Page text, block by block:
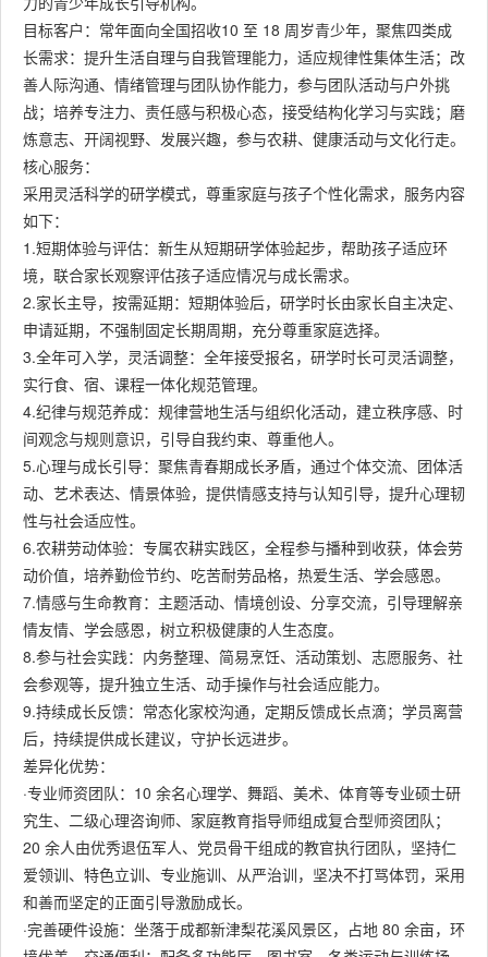
目标客户：常年面向全国招收10 至 18 周岁青少年，聚焦四类成
长需求：提升生活自理与自我管理能力，适应规律性集体生活；改
善人际沟通、情绪管理与团队协作能力，参与团队活动与户外挑
战；培养专注力、责任感与积极心态，接受结构化学习与实践；磨
炼意志、开阔视野、发展兴趣，参与农耕、健康活动与文化行走。
核心服务：
采用灵活科学的研学模式，尊重家庭与孩子个性化需求，服务内容
如下：
1.短期体验与评估：新生从短期研学体验起步，帮助孩子适应环
境，联合家长观察评估孩子适应情况与成长需求。
2.家长主导，按需延期：短期体验后，研学时长由家长自主决定、
申请延期，不强制固定长期周期，充分尊重家庭选择。
3.全年可入学，灵活调整：全年接受报名，研学时长可灵活调整，
实行食、宿、课程一体化规范管理。
4.纪律与规范养成：规律营地生活与组织化活动，建立秩序感、时
间观念与规则意识，引导自我约束、尊重他人。
5.心理与成长引导：聚焦青春期成长矛盾，通过个体交流、团体活
动、艺术表达、情景体验，提供情感支持与认知引导，提升心理韧
性与社会适应性。
6.农耕劳动体验：专属农耕实践区，全程参与播种到收获，体会劳
动价值，培养勤俭节约、吃苦耐劳品格，热爱生活、学会感恩。
7.情感与生命教育：主题活动、情境创设、分享交流，引导理解亲
情友情、学会感恩，树立积极健康的人生态度。
8.参与社会实践：内务整理、简易烹饪、活动策划、志愿服务、社
会参观等，提升独立生活、动手操作与社会适应能力。
9.持续成长反馈：常态化家校沟通，定期反馈成长点滴；学员离营
后，持续提供成长建议，守护长远进步。
差异化优势：
·专业师资团队：10 余名心理学、舞蹈、美术、体育等专业硕士研
究生、二级心理咨询师、家庭教育指导师组成复合型师资团队；
20 余人由优秀退伍军人、党员骨干组成的教官执行团队，坚持仁
爱领训、特色立训、专业施训、从严治训，坚决不打骂体罚，采用
和善而坚定的正面引导激励成长。
·完善硬件设施：坐落于成都新津梨花溪风景区，占地 80 余亩，环